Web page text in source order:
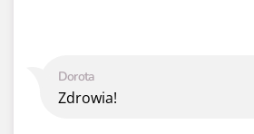
Dorota
Zdrowia!